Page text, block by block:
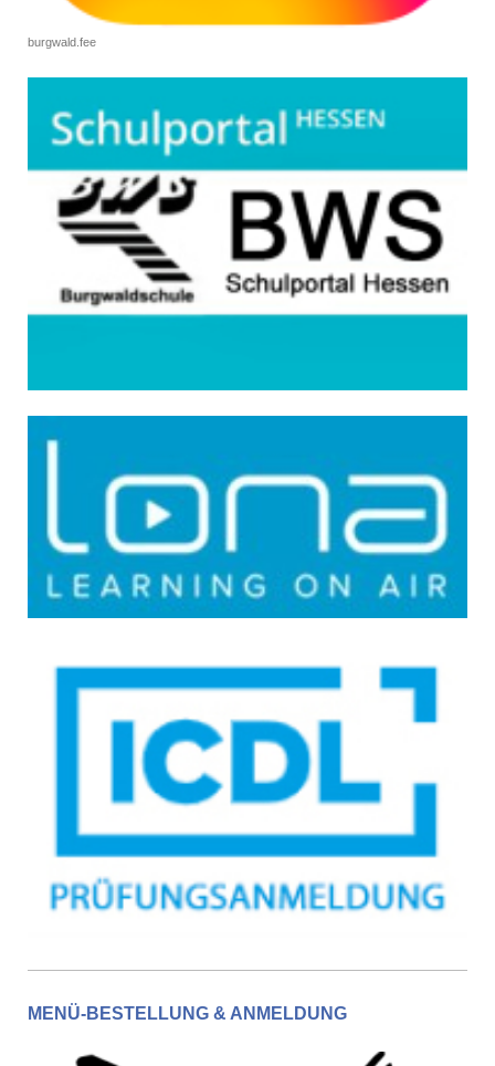
burgwald.fee
MENÜ-BESTELLUNG & ANMELDUNG